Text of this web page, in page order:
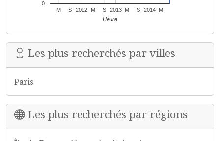
2012 2013 2014
M S M S M S M
0
Heure
Les plus recherchés par villes
Paris
Les plus recherchés par régions